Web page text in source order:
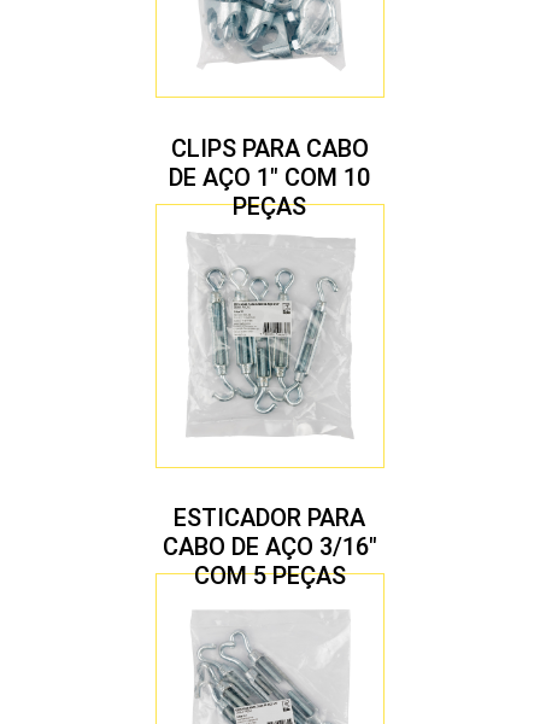
CLIPS PARA CABO
DE AÇO 1″ COM 10
PEÇAS
ESTICADOR PARA
CABO DE AÇO 3/16″
COM 5 PEÇAS